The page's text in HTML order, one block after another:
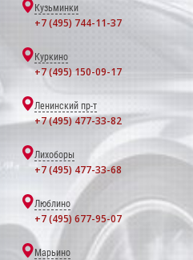
Кузьминки
+7 (495) 744-11-37
Куркино
+7 (495) 150-09-17
Ленинский пр-т
+7 (495) 477-33-82
Лихоборы
+7 (495) 477-33-68
Люблино
+7 (495) 677-95-07
Марьино